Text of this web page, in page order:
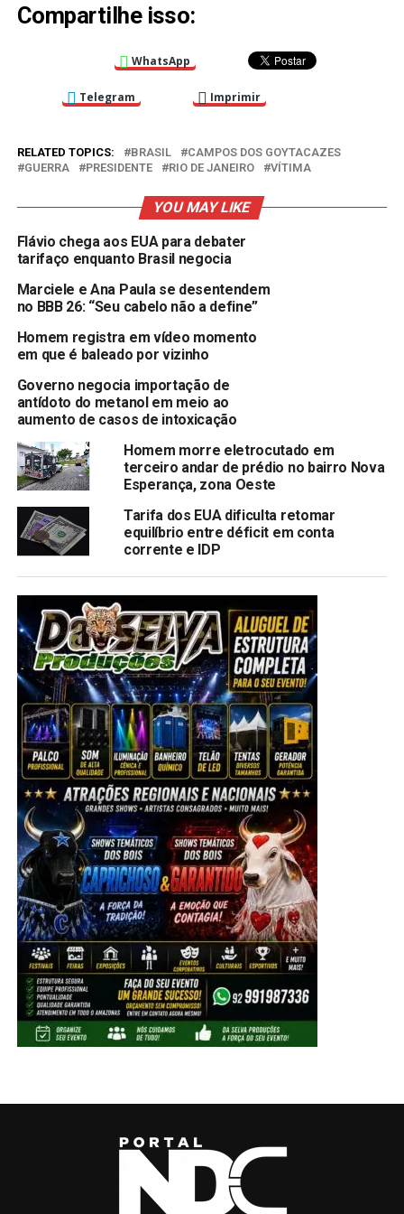
Compartilhe isso:
WhatsApp
Telegram Imprimir
RELATED TOPICS: BRASIL
CAMPOS DOS GOYTACAZES
GUERRA
PRESIDENTE RIO DE JANEIRO VÍTIMA
YOU MAY LIKE
Flávio chega aos EUA para debater
tarifaço enquanto Brasil negocia
Marciele e Ana Paula se desentendem
no BBB 26: “Seu cabelo não a define”
Homem registra em vídeo momento
em que é baleado por vizinho
Governo negocia importação de
antídoto do metanol em meio ao
aumento de casos de intoxicação
Homem morre eletrocutado em
terceiro andar de prédio no bairro Nova
Esperança, zona Oeste
Tarifa dos EUA dificulta retomar
equilíbrio entre déficit em conta
corrente e IDP